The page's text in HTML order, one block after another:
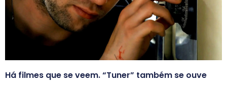
Há filmes que se veem. “Tuner” também se ouve